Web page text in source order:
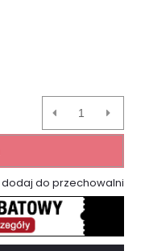
dodaj do przechowalni